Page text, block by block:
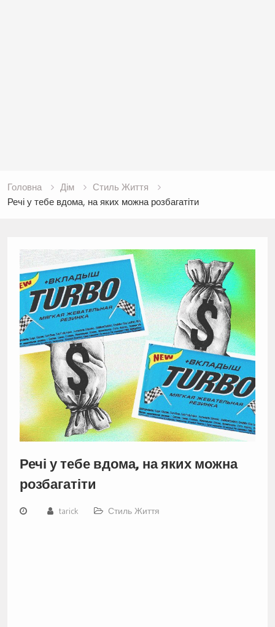
Головна Дім
Стиль Життя
Речі у тебе вдома, на яких можна розбагатіти
Речі у тебе вдома, на яких можна
розбагатіти
tarick Стиль Життя